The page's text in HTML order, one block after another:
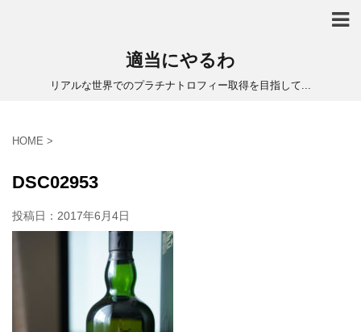
適当にやるわ
リアルな世界でのプラチナトロフィー取得を目指して...
HOME >
DSC02953
投稿日： 2017年6月4日